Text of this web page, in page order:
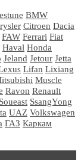
BMW
Citroen Dacia
FAW Ferrari Fiat
Haval Honda
Jeland Jetour Jetta
Lifan Lixiang
Muscle
Ravon Renault
Soueast SsangYong
UAZ Volkswagen
ГАЗ Каркам